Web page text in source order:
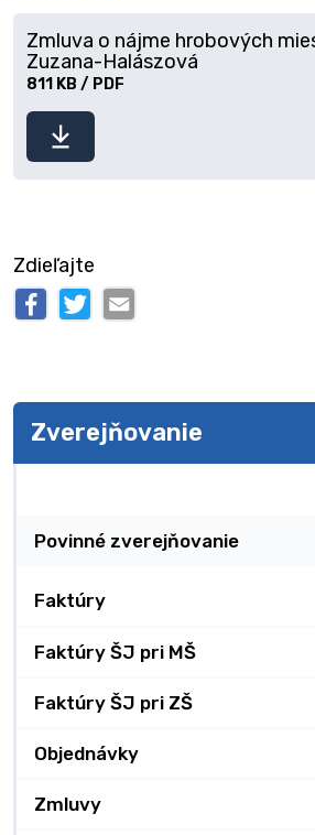
súbor
Zmluva o nájme hrobových
Zuzana-Halászová
811 KB / PDF
Zdieľajte
Zverejňovanie
Povinné zverejňovanie
Faktúry
Faktúry ŠJ pri MŠ
Faktúry ŠJ pri ZŠ
Objednávky
Zmluvy